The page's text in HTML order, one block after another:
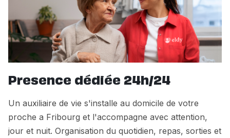
Presence dédiée 24h/24
Un auxiliaire de vie s'installe au domicile de votre
proche a Fribourg et l'accompagne avec attention,
jour et nuit. Organisation du quotidien, repas, sorties et